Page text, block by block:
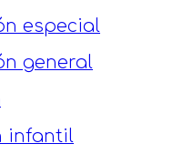
especial
general
infantil